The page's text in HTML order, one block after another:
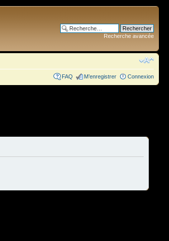
Recherche avancée
FAQ M’enregistrer Connexion